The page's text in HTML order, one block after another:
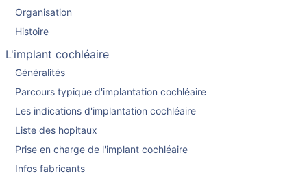
Organisation
Histoire
L'implant cochléaire
Généralités
Parcours typique d'implantation cochléaire
Les indications d'implantation cochléaire
Liste des hopitaux
Prise en charge de l'implant cochléaire
Infos fabricants